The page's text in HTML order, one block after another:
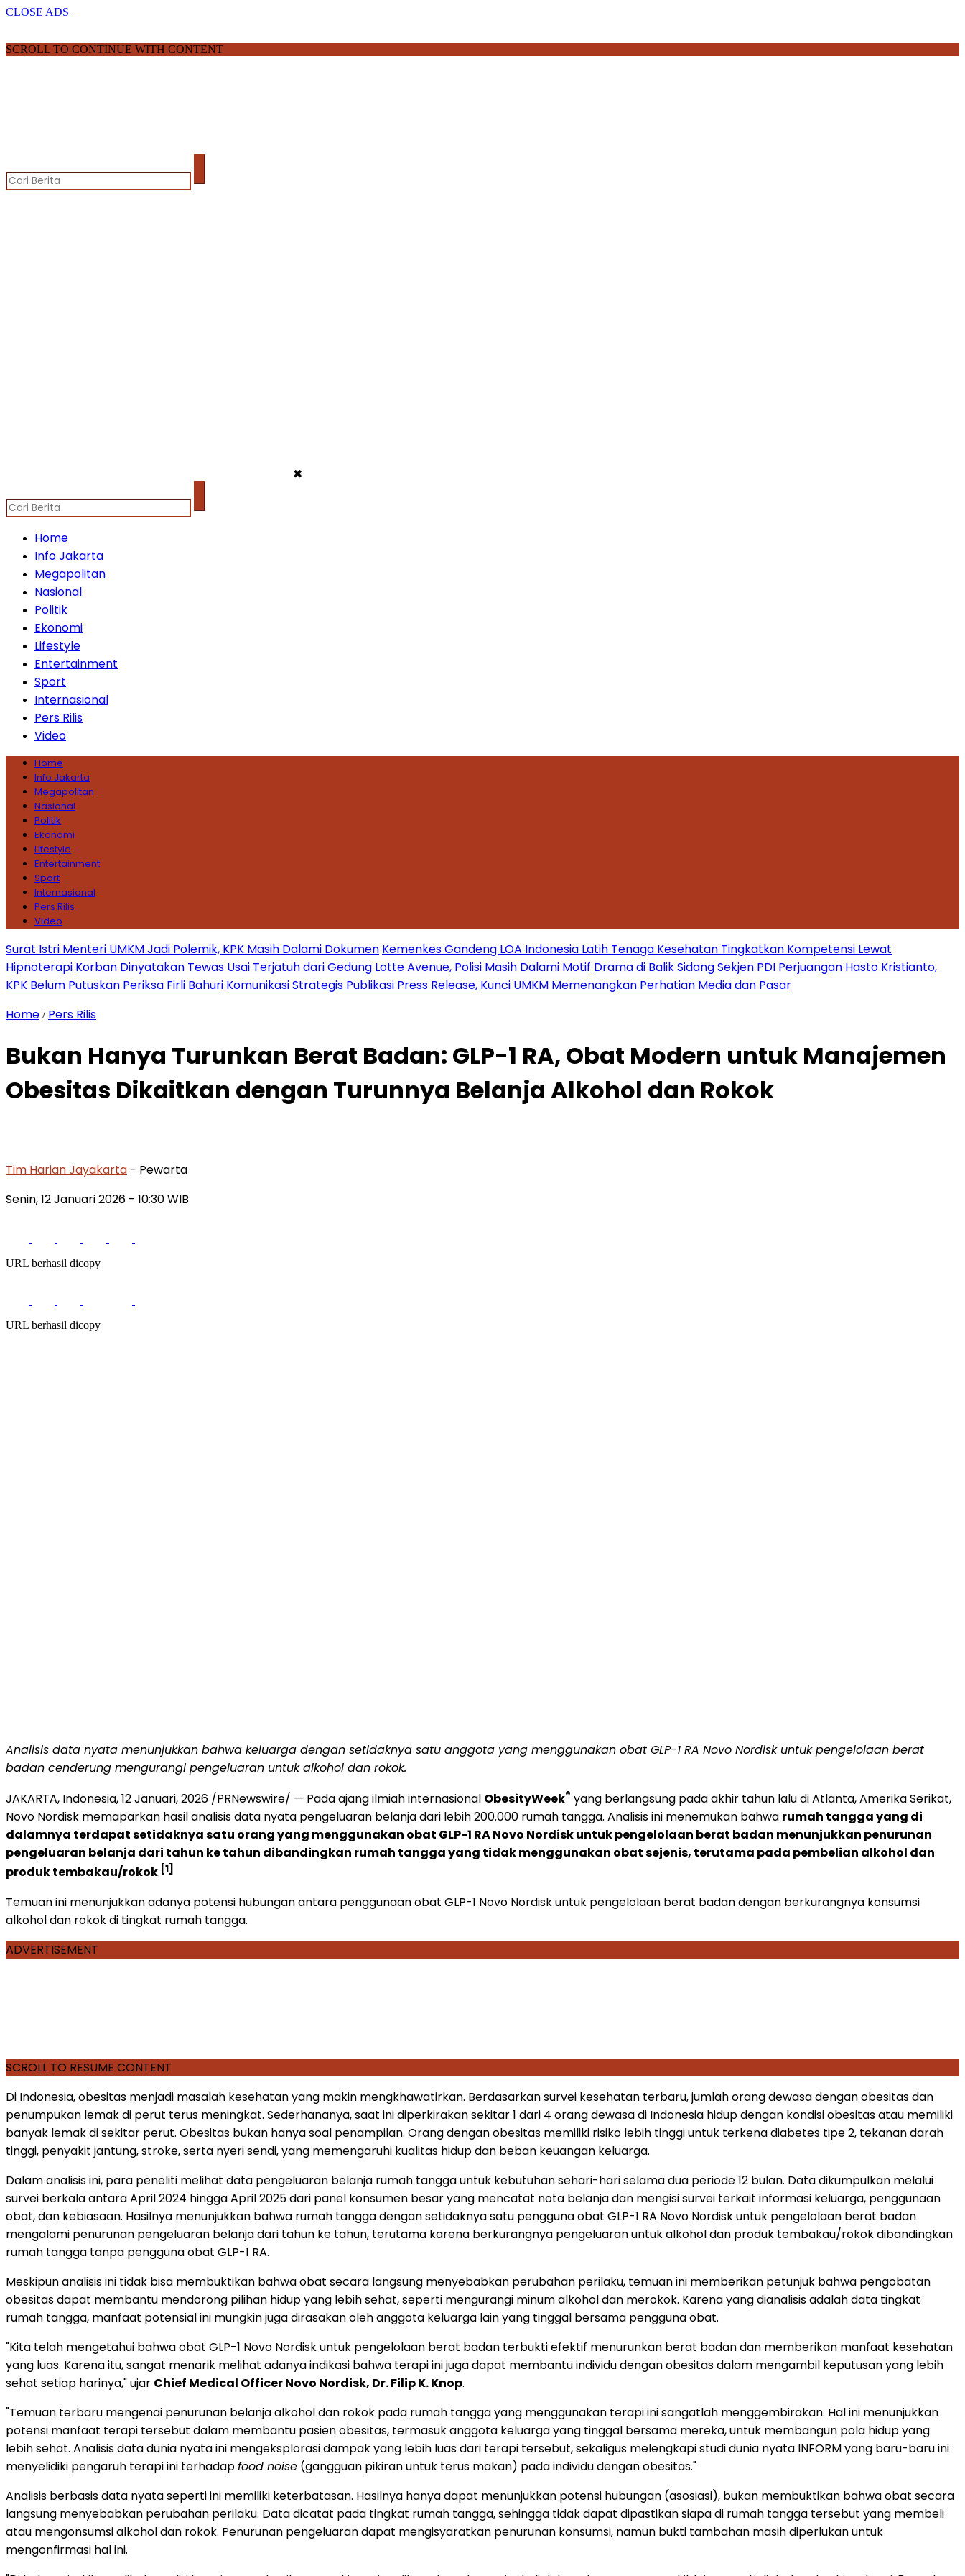
CLOSE ADS
SCROLL TO CONTINUE WITH CONTENT
✖
Home
Info Jakarta
Megapolitan
Nasional
Politik
Ekonomi
Lifestyle
Entertainment
Sport
Internasional
Pers Rilis
Video
Home
Info Jakarta
Megapolitan
Nasional
Politik
Ekonomi
Lifestyle
Entertainment
Sport
Internasional
Pers Rilis
Video
Surat Istri Menteri UMKM Jadi Polemik, KPK Masih Dalami Dokumen Kemenkes Gandeng LOA Indonesia Latih Tenaga Kesehatan Tingkatkan Kompetensi Lewat
Hipnoterapi Korban Dinyatakan Tewas Usai Terjatuh dari Gedung Lotte Avenue, Polisi Masih Dalami Motif Drama di Balik Sidang Sekjen PDI Perjuangan Hasto Kristianto,
KPK Belum Putuskan Periksa Firli Bahuri Komunikasi Strategis Publikasi Press Release, Kunci UMKM Memenangkan Perhatian Media dan Pasar
Home / Pers Rilis
Bukan Hanya Turunkan Berat Badan: GLP-1 RA, Obat Modern untuk Manajemen
Obesitas Dikaitkan dengan Turunnya Belanja Alkohol dan Rokok
Tim Harian Jayakarta - Pewarta
Senin, 12 Januari 2026 - 10:30 WIB
URL berhasil dicopy
URL berhasil dicopy
Analisis data nyata menunjukkan bahwa keluarga dengan setidaknya satu anggota yang menggunakan obat GLP-1 RA Novo Nordisk untuk pengelolaan berat
badan cenderung mengurangi pengeluaran untuk alkohol dan rokok.
JAKARTA, Indonesia,12 Januari, 2026 /PRNewswire/ — Pada ajang ilmiah internasional ObesityWeek® yang berlangsung pada akhir tahun lalu di Atlanta, Amerika Serikat,
Novo Nordisk memaparkan hasil analisis data nyata pengeluaran belanja dari lebih 200.000 rumah tangga. Analisis ini menemukan bahwa rumah tangga yang di
dalamnya terdapat setidaknya satu orang yang menggunakan obat GLP-1 RA Novo Nordisk untuk pengelolaan berat badan menunjukkan penurunan
pengeluaran belanja dari tahun ke tahun dibandingkan rumah tangga yang tidak menggunakan obat sejenis, terutama pada pembelian alkohol dan
produk tembakau/rokok. [1]
Temuan ini menunjukkan adanya potensi hubungan antara penggunaan obat GLP-1 Novo Nordisk untuk pengelolaan berat badan dengan berkurangnya konsumsi
alkohol dan rokok di tingkat rumah tangga.
ADVERTISEMENT
SCROLL TO RESUME CONTENT
Di Indonesia, obesitas menjadi masalah kesehatan yang makin mengkhawatirkan. Berdasarkan survei kesehatan terbaru, jumlah orang dewasa dengan obesitas dan
penumpukan lemak di perut terus meningkat. Sederhananya, saat ini diperkirakan sekitar 1 dari 4 orang dewasa di Indonesia hidup dengan kondisi obesitas atau memiliki
banyak lemak di sekitar perut. Obesitas bukan hanya soal penampilan. Orang dengan obesitas memiliki risiko lebih tinggi untuk terkena diabetes tipe 2, tekanan darah
tinggi, penyakit jantung, stroke, serta nyeri sendi, yang memengaruhi kualitas hidup dan beban keuangan keluarga.
Dalam analisis ini, para peneliti melihat data pengeluaran belanja rumah tangga untuk kebutuhan sehari-hari selama dua periode 12 bulan. Data dikumpulkan melalui
survei berkala antara April 2024 hingga April 2025 dari panel konsumen besar yang mencatat nota belanja dan mengisi survei terkait informasi keluarga, penggunaan
obat, dan kebiasaan. Hasilnya menunjukkan bahwa rumah tangga dengan setidaknya satu pengguna obat GLP-1 RA Novo Nordisk untuk pengelolaan berat badan
mengalami penurunan pengeluaran belanja dari tahun ke tahun, terutama karena berkurangnya pengeluaran untuk alkohol dan produk tembakau/rokok dibandingkan
rumah tangga tanpa pengguna obat GLP-1 RA.
Meskipun analisis ini tidak bisa membuktikan bahwa obat secara langsung menyebabkan perubahan perilaku, temuan ini memberikan petunjuk bahwa pengobatan
obesitas dapat membantu mendorong pilihan hidup yang lebih sehat, seperti mengurangi minum alkohol dan merokok. Karena yang dianalisis adalah data tingkat
rumah tangga, manfaat potensial ini mungkin juga dirasakan oleh anggota keluarga lain yang tinggal bersama pengguna obat.
"Kita telah mengetahui bahwa obat GLP-1 Novo Nordisk untuk pengelolaan berat badan terbukti efektif menurunkan berat badan dan memberikan manfaat kesehatan
yang luas. Karena itu, sangat menarik melihat adanya indikasi bahwa terapi ini juga dapat membantu individu dengan obesitas dalam mengambil keputusan yang lebih
sehat setiap harinya," ujar Chief Medical Officer Novo Nordisk, Dr. Filip K. Knop.
"Temuan terbaru mengenai penurunan belanja alkohol dan rokok pada rumah tangga yang menggunakan terapi ini sangatlah menggembirakan. Hal ini menunjukkan
potensi manfaat terapi tersebut dalam membantu pasien obesitas, termasuk anggota keluarga yang tinggal bersama mereka, untuk membangun pola hidup yang
lebih sehat. Analisis data dunia nyata ini mengeksplorasi dampak yang lebih luas dari terapi tersebut, sekaligus melengkapi studi dunia nyata INFORM yang baru-baru ini
menyelidiki pengaruh terapi ini terhadapfood noise (gangguan pikiran untuk terus makan) pada individu dengan obesitas."
Analisis berbasis data nyata seperti ini memiliki keterbatasan. Hasilnya hanya dapat menunjukkan potensi hubungan (asosiasi), bukan membuktikan bahwa obat secara
langsung menyebabkan perubahan perilaku. Data dicatat pada tingkat rumah tangga, sehingga tidak dapat dipastikan siapa di rumah tangga tersebut yang membeli
atau mengonsumsi alkohol dan rokok. Penurunan pengeluaran dapat mengisyaratkan penurunan konsumsi, namun bukti tambahan masih diperlukan untuk
mengonfirmasi hal ini.